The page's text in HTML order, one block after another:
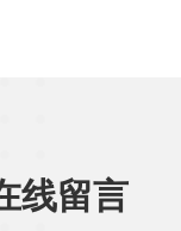
线留言